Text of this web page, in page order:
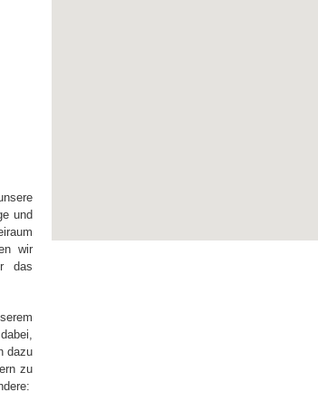
und
wir
das
dazu
zu